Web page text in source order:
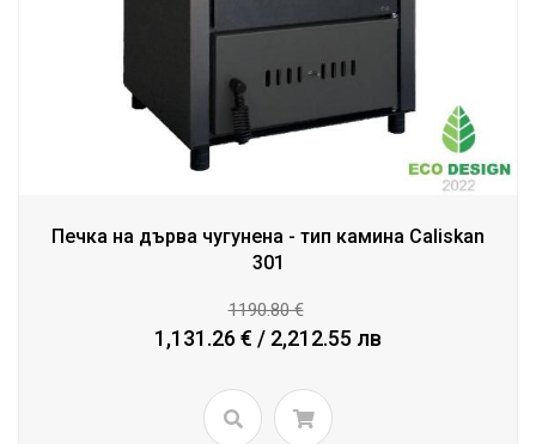
Печка на дърва чугунена - тип камина Caliskan
301
1190.80 €
1,131.26 € / 2,212.55 лв